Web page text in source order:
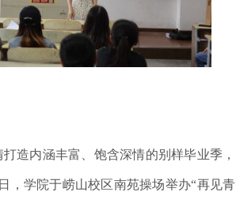
造内涵丰富、饱含深情的别样毕业季，
，学院于崂山校区南苑操场举办“再见青